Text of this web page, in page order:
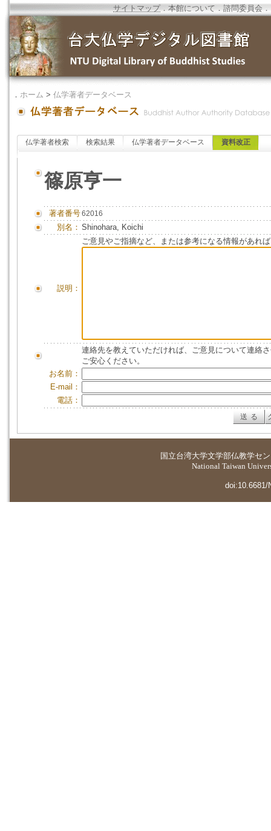
サイトマップ．本館について ．諮問委員会 ．
． ホーム > 仏学著者データベース
仏学著者検索 検索結果 仏学著者データベース 資料改正
篠原亨一
著者番号62016
別名： Shinohara, Koichi
説明：
ご意見やご指摘など、または参考になる情報があれ
連絡先を教えていただければ、ご意見について連絡
ご安心ください。
お名前：
E-mail：
電話：
国立台湾大学文学部仏教学セ
National Taiwan
doi:10.6681/